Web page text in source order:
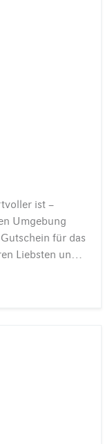
ist –
Umgebung
für das
INSELHOTEL Potsdam bieten Sie Ihren Liebsten unvergessliche Erlebnisse, die lange in Erinnerung bleiben. So einfach geht’s: Gutschein…